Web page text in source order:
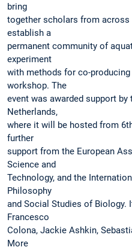
bring
together scholars from
establish a
permanent community of
experiment
with methods for co-
workshop. The
event was awarded support
Netherlands,
where it will be hosted from
further
support from the European
Science and
Technology, and the
Philosophy
and Social Studies of Biology.
Francesco
Colona, Jackie Ashkin,
More